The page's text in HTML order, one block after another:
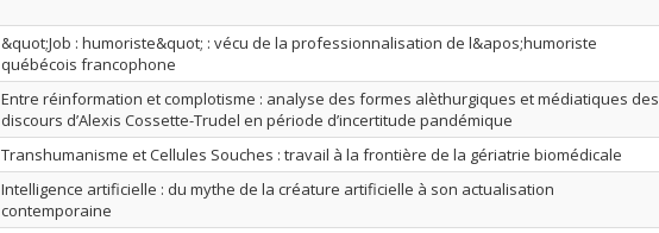
&quot;Job : humoriste&quot; : vécu de la professionnalisation de l&apos;humoriste
québécois francophone
Entre réinformation et complotisme : analyse des formes alèthurgiques et médiatiques des
discours d’Alexis Cossette-Trudel en période d’incertitude pandémique
Transhumanisme et Cellules Souches : travail à la frontière de la gériatrie biomédicale
Intelligence artificielle : du mythe de la créature artificielle à son actualisation
contemporaine